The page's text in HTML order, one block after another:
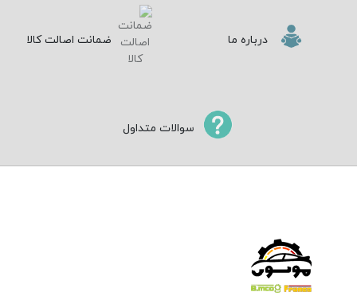
درباره ما ضمانت اصالت کالا
سوالات متداول